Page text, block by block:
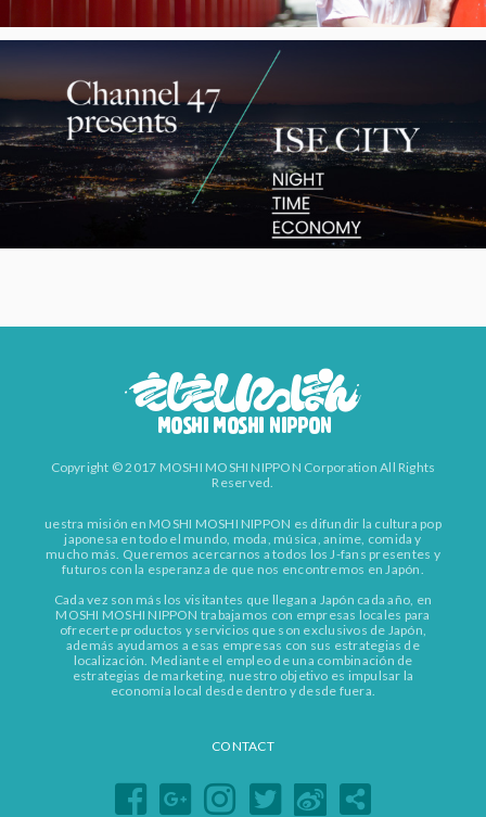
Copyright © 2017 MOSHI MOSHI NIPPON Corporation All Rights
Reserved.
uestra misión en MOSHI MOSHI NIPPON es difundir la cultura pop
japonesa en todo el mundo, moda, música, anime, comida y
mucho más. Queremos acercarnos a todos los J-fans presentes y
futuros con la esperanza de que nos encontremos en Japón.
Cada vez son más los visitantes que llegan a Japón cada año, en
MOSHI MOSHI NIPPON trabajamos con empresas locales para
ofrecerte productos y servicios que son exclusivos de Japón,
además ayudamos a esas empresas con sus estrategias de
localización. Mediante el empleo de una combinación de
estrategias de marketing, nuestro objetivo es impulsar la
economía local desde dentro y desde fuera.
CONTACT